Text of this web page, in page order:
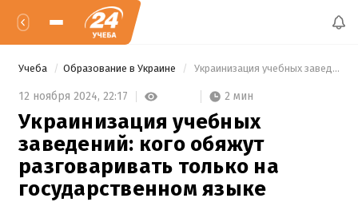
Учеба Образование в Украине Украинизация учебных заведений: кого обяжут разговаривать только на государственном языке
12 ноября 2024, 22:17 2 мин
Украинизация учебных
заведений: кого обяжут
разговаривать только на
государственном языке